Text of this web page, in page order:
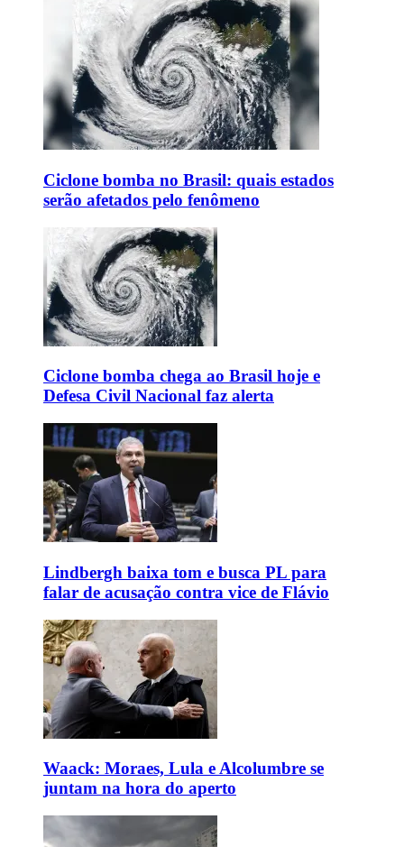
Ciclone bomba no Brasil: quais estados
serão afetados pelo fenômeno
Ciclone bomba chega ao Brasil hoje e
Defesa Civil Nacional faz alerta
Lindbergh baixa tom e busca PL para
falar de acusação contra vice de Flávio
Waack: Moraes, Lula e Alcolumbre se
juntam na hora do aperto